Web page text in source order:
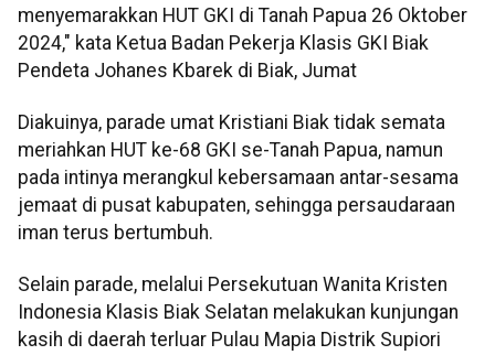
menyemarakkan HUT GKI di Tanah Papua 26 Oktober
2024," kata Ketua Badan Pekerja Klasis GKI Biak
Pendeta Johanes Kbarek di Biak, Jumat
Diakuinya, parade umat Kristiani Biak tidak semata
meriahkan HUT ke-68 GKI se-Tanah Papua, namun
pada intinya merangkul kebersamaan antar-sesama
jemaat di pusat kabupaten, sehingga persaudaraan
iman terus bertumbuh.
Selain parade, melalui Persekutuan Wanita Kristen
Indonesia Klasis Biak Selatan melakukan kunjungan
kasih di daerah terluar Pulau Mapia Distrik Supiori